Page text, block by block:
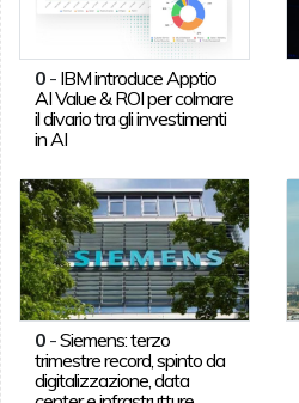
0- IBM introduce Apptio
AI Value & ROI per colmare
il divario tra gli investimenti
in AI
0-Siemens: terzo
trimestre record, spinto da
digitalizzazione, data